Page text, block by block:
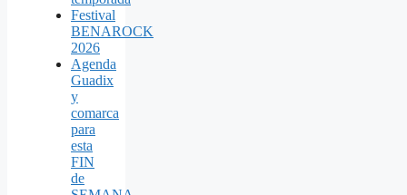
Festival
BENAROCK
2026
Agenda
Guadix
y
comarca
para
esta
FIN
de